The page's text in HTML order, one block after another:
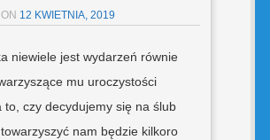
12 KWIETNIA, 2019
niewiele jest wydarzeń równie
mu uroczystości
czy decydujemy się na ślub
nam będzie kilkoro